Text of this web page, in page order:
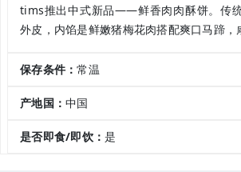
tims推出中式新品——鲜香肉肉酥饼。传
外皮，内馅是鲜嫩猪梅花肉搭配爽口马蹄，
保存条件：常温
产地国：中国
是否即食/即饮：是